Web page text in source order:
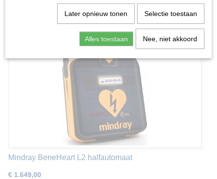
Sorteer op:
Mindray BeneHeart L2 halfautomaat
€ 1.649,00
Later opnieuw tonen Selectie toestaan
Alles toestaan Nee, niet akkoord